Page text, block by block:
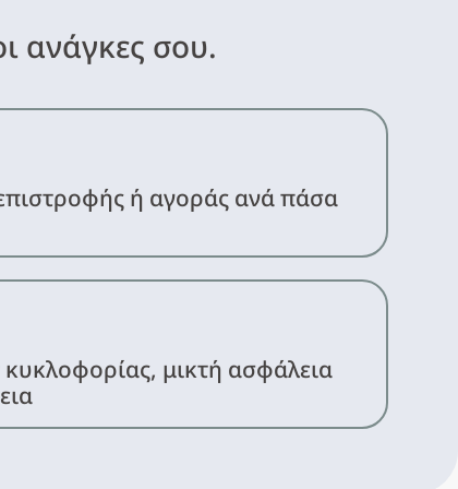
ανάγκες σου.
ή αγοράς ανά πάσα
μικτή ασφάλεια